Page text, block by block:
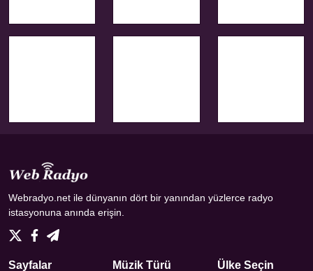
Webradyo.net ile dünyanın dört bir yanından yüzlerce radyo
istasyonuna anında erişin.
Sayfalar Müzik Türü Ülke Seçin